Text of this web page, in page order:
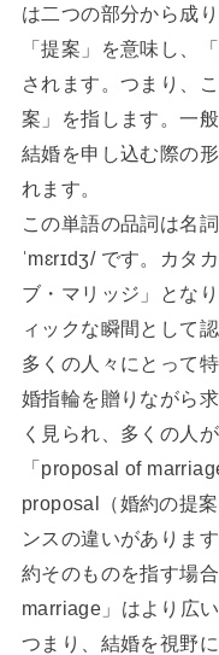
は二つの部分から成
「提案」を意味し、
されます。つまり、
案」を指します。一
結婚を申し込む際の
れます。
この単語の品詞は名
ˈmɛrɪdʒ/ です。カタ
ブ・マリッジ」とな
ィックな瞬間として
多くの人々にとって
婚指輪を贈りながら
く見られ、多くの人
「proposal of
proposal（婚約の提
ンスの違いがありま
約そのものを指す場
marriage」はより広
つまり、結婚を視野